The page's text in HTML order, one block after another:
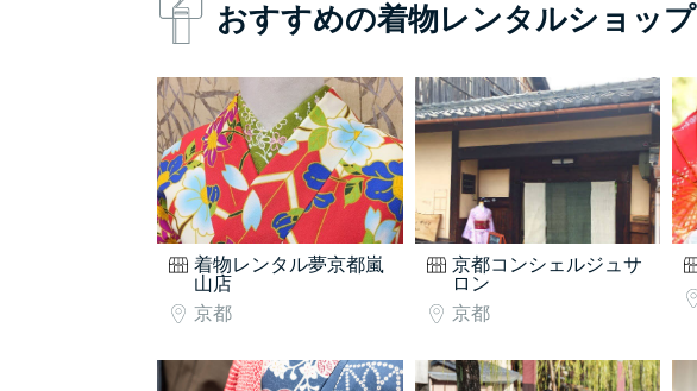
おすすめの着物レンタルショップ
着物レンタル夢京都嵐
山店
京都
京都コンシェルジュサ
ロン
京都